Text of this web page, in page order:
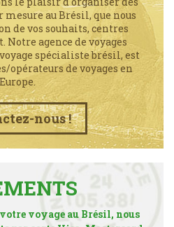
mesure au Brésil, que nous
de vos souhaits, centres
Notre agence de voyages
spécialiste brésil, est
opérateurs de voyages en
Europe.
nous !
voyage au Brésil, nous